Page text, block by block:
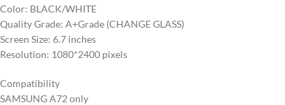
Color: BLACK/WHITE
Quality Grade: A+Grade (CHANGE GLASS)
Screen Size: 6.7 inches
Resolution: 1080*2400 pixels
Compatibility
SAMSUNG A72 only